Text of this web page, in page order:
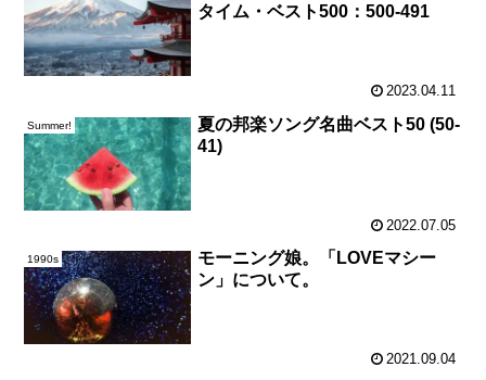
タイム・ベスト500：500-491
2023.04.11
Summer!
夏の邦楽ソング名曲ベスト50 (50-
41)
2022.07.05
1990s
モーニング娘。「LOVEマシー
ン」について。
2021.09.04